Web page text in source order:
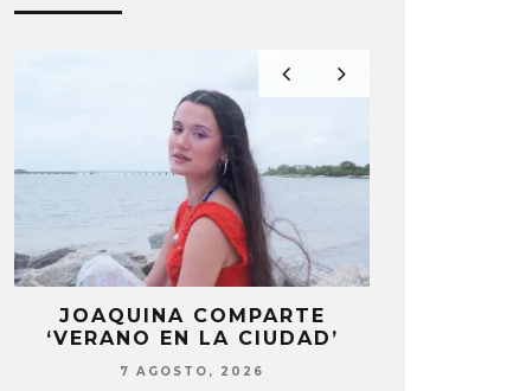
JOAQUINA COMPARTE
‘VERANO EN LA CIUDAD’
7 AGOSTO, 2026